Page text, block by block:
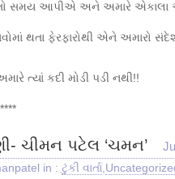
સમય આપીએ અને અમારે
થતા ફેરફારોથી એને
ત્યાં કદી મોડી પડી નથી!!
ચીમન પટેલ ‘ચમન’
in : ટુંકી વાર્તા,